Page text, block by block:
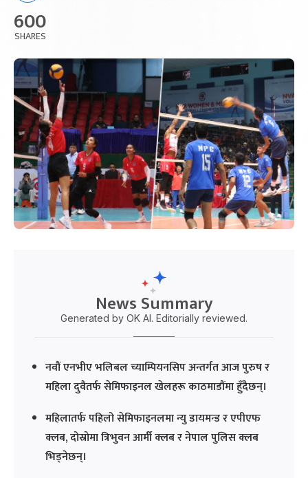
600
SHARES
News Summary
Generated by OK AI. Editorially reviewed.
नवौं एनभीए भलिबल च्याम्पियनसिप अन्तर्गत आज पुरुष र
महिला दुवैतर्फ सेमिफाइनल खेलहरू काठमाडौंमा हुँदैछन्।
महिलातर्फ पहिलो सेमिफाइनलमा न्यु डायमन्ड र एपीएफ
क्लब, दोस्रोमा त्रिभुवन आर्मी क्लब र नेपाल पुलिस क्लब
भिड्नेछन्।